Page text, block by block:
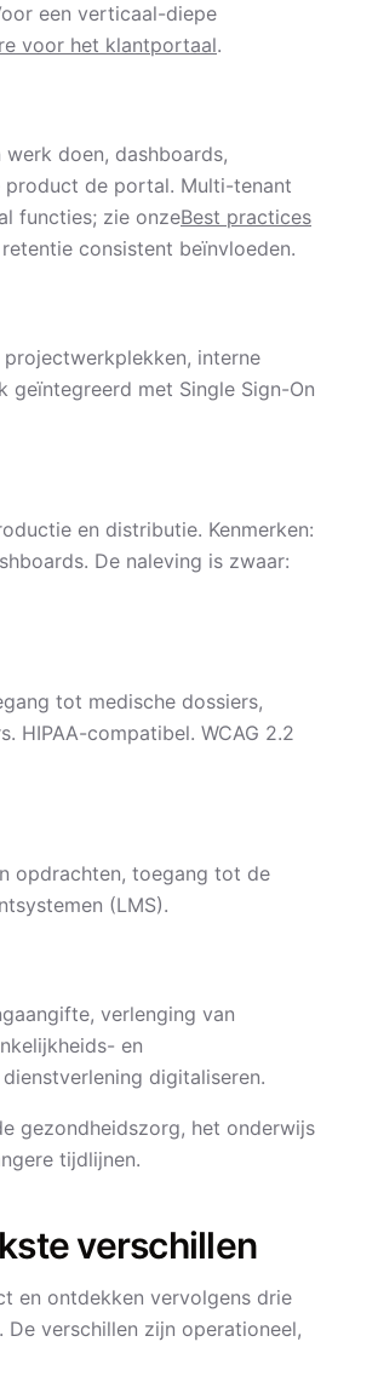
een verticaal-diepe
voor het klantportaal.
doen, dashboards,
product de portal. Multi-tenant
functies; zie onzeBest practices
consistent beïnvloeden.
interne
geïntegreerd met Single Sign-On
en distributie. Kenmerken:
De naleving is zwaar:
tot medische dossiers,
HIPAA-compatibel. WCAG 2.2
opdrachten, toegang tot de
(LMS).
verlenging van
en
digitaliseren.
gezondheidszorg, het onderwijs
tijdlijnen.
verschillen
en ontdekken vervolgens drie
verschillen zijn operationeel,